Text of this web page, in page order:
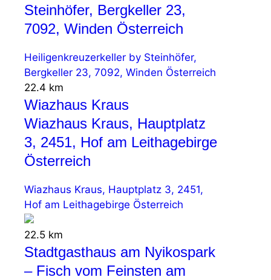
Steinhöfer, Bergkeller 23,
7092, Winden Österreich
Heiligenkreuzerkeller by Steinhöfer,
Bergkeller 23, 7092, Winden Österreich
22.4 km
Wiazhaus Kraus
Wiazhaus Kraus, Hauptplatz
3, 2451, Hof am Leithagebirge
Österreich
Wiazhaus Kraus, Hauptplatz 3, 2451,
Hof am Leithagebirge Österreich
22.5 km
Stadtgasthaus am Nyikospark
– Fisch vom Feinsten am